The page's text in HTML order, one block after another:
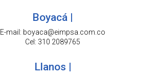
Boyacá |
E-mail: boyaca@eimpsa.com.co
Cel: 310 2089765
Llanos |